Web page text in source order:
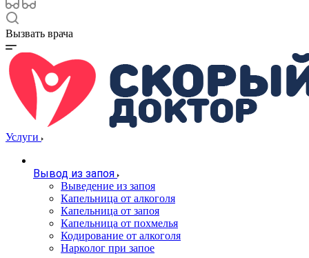
Вызвать врача
Услуги
Вывод из запоя
Выведение из запоя
Капельница от алкоголя
Капельница от запоя
Капельница от похмелья
Кодирование от алкоголя
Нарколог при запое